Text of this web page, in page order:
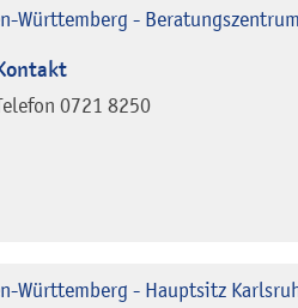
Württemberg -
0721 8250
Württemberg - Hauptsitz